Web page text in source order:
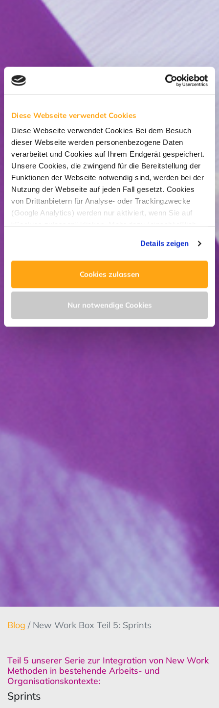
Diese Webseite verwendet Cookies
Diese Webseite verwendet Cookies Bei dem Besuch
dieser Webseite werden personenbezogene Daten
verarbeitet und Cookies auf Ihrem Endgerät gespeichert.
Unsere Cookies, die zwingend für die Bereitstellung der
Funktionen der Webseite notwendig sind, werden bei der
Nutzung der Webseite auf jeden Fall gesetzt. Cookies
von Drittanbietern für Analyse- oder Trackingzwecke
(Google Analytics) werden nur aktiviert, wenn Sie auf
Datenschutzerklärung—
Impressum.
Details zeigen
Cookies zulassen
Nur notwendige Cookies
Blog / New Work Box Teil 5: Sprints
Teil 5 unserer Serie zur Integration von New Work
Methoden in bestehende Arbeits- und
Organisationskontexte:
Sprints